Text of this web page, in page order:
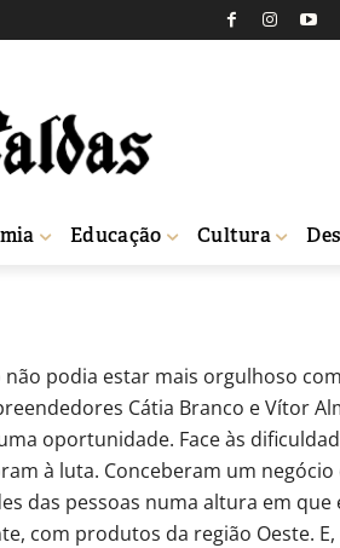
Educação Cultura
Povinho 15-
não podia estar mais orgulhoso
Cátia Branco e Vítor
oportunidade. Face às
à luta. Conceberam um
das pessoas numa altura em
com produtos da região Oeste.